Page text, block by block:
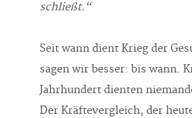
schließt.“
Seit wann dient Krieg der
sagen wir besser: bis wann.
Jahrhundert dienten
Der Kräfte­vergleich, der